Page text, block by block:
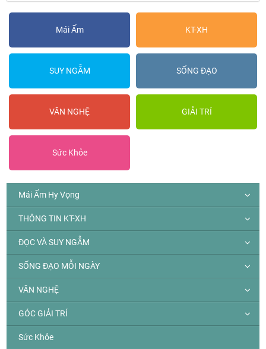
Mái Ấm KT-XH
SUY NGẪM SỐNG ĐẠO
VĂN NGHỆ GIẢI TRÍ
Sức Khỏe
Mái Ấm Hy Vọng
THÔNG TIN KT-XH
ĐỌC VÀ SUY NGẪM
SỐNG ĐẠO MỖI NGÀY
VĂN NGHỆ
GÓC GIẢI TRÍ
Sức Khỏe